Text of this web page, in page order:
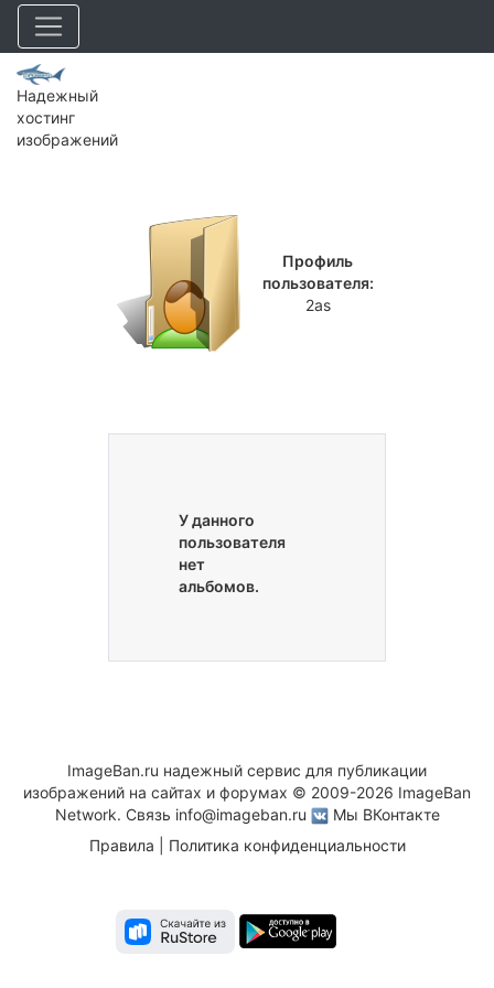
Надежный
хостинг
изображений
Профиль
пользователя:
2as
У данного
пользователя
нет
альбомов.
ImageBan.ru надежный сервис для публикации
изображений на сайтах и форумах © 2009-2026 ImageBan
Network. Связь info@imageban.ru
Мы ВКонтакте
Правила
Политика конфиденциальности